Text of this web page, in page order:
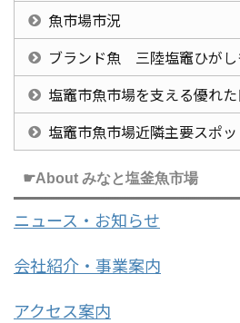
魚市場市況
ブランド魚 三陸塩竈ひがし
塩竈市魚市場を支える優れ
塩竈市魚市場近隣主要スポ
☛About みなと塩釜魚市場
ニュース・お知らせ
会社紹介・事業案内
アクセス案内